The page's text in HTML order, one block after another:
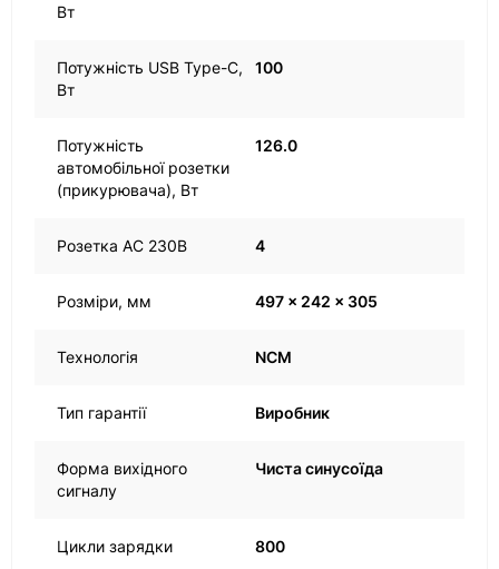
Вт
Потужність USB Type-C,
Вт
100
Потужність
автомобільної розетки
(прикурювача), Вт
126.0
Розетка AC 230В 4
Розміри, мм 497 x 242 x 305
Технологія NCM
Тип гарантії Виробник
Форма вихідного
сигналу
Чиста синусоїда
Цикли зарядки 800